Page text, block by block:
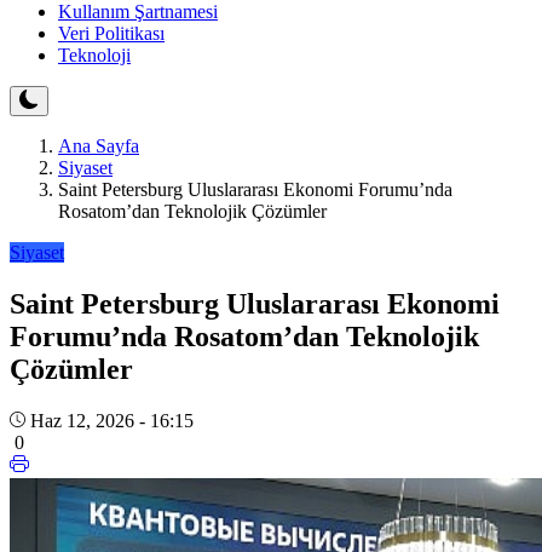
Kullanım Şartnamesi
Veri Politikası
Teknoloji
Ana Sayfa
Siyaset
Saint Petersburg Uluslararası Ekonomi Forumu’nda
Rosatom’dan Teknolojik Çözümler
Siyaset
Saint Petersburg Uluslararası Ekonomi
Forumu’nda Rosatom’dan Teknolojik
Çözümler
Haz 12, 2026 - 16:15
0